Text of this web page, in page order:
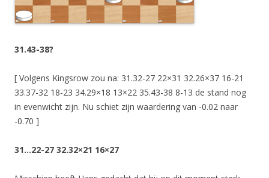
31.43-38?
[ Volgens Kingsrow zou na: 31.32-27 22×31 32.26×37 16-21
33.37-32 18-23 34.29×18 13×22 35.43-38 8-13 de stand nog
in evenwicht zijn. Nu schiet zijn waardering van -0.02 naar
-0.70 ]
31…22-27 32.32×21 16×27